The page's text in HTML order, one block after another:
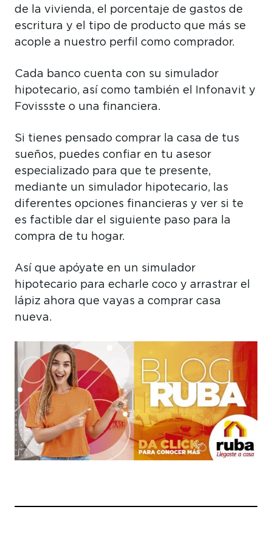
de la vivienda, el porcentaje de gastos de
escritura y el tipo de producto que más se
acople a nuestro perfil como comprador.
Cada banco cuenta con su simulador
hipotecario, así como también el Infonavit y
Fovissste o una financiera.
Si tienes pensado comprar la casa de tus
sueños, puedes confiar en tu asesor
especializado para que te presente,
mediante un simulador hipotecario, las
diferentes opciones financieras y ver si te
es factible dar el siguiente paso para la
compra de tu hogar.
Así que apóyate en un simulador
hipotecario para echarle coco y arrastrar el
lápiz ahora que vayas a comprar casa
nueva.